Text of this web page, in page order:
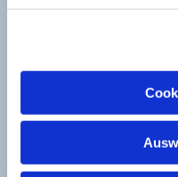
ethischen Unterricht